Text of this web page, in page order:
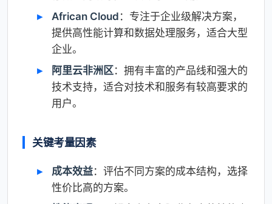
African Cloud ：专注于企业级解决方案，
提供高性能计算和数据处理服务，适合大型
企业。
阿里云非洲区：拥有丰富的产品线和强大的
技术支持，适合对技术和服务有较高要求的
用户。
关键考量因素
成本效益：评估不同方案的成本结构，选择
性价比高的方案。